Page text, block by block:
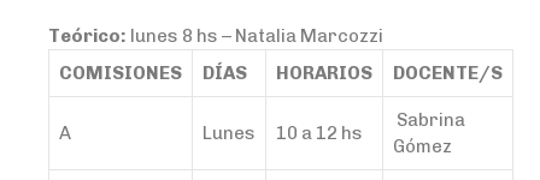
Teórico: lunes 8 hs – Natalia Marcozzi
COMISIONES
DÍAS HORARIOS DOCENTE/S
A Lunes 10 a 12 hs
Sabrina
Gómez